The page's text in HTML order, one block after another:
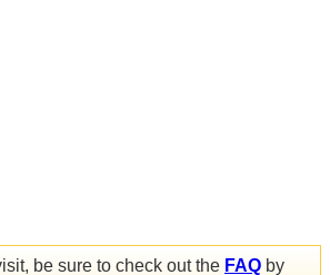
be sure to check out the FAQ by